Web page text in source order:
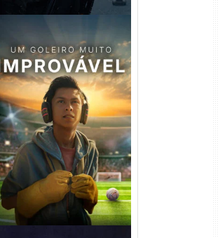
Goleiro Muito Improvável
(2026) WEB-DL 1080p
Dual Áudio